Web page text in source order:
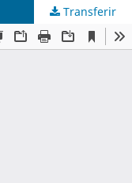
Transferir